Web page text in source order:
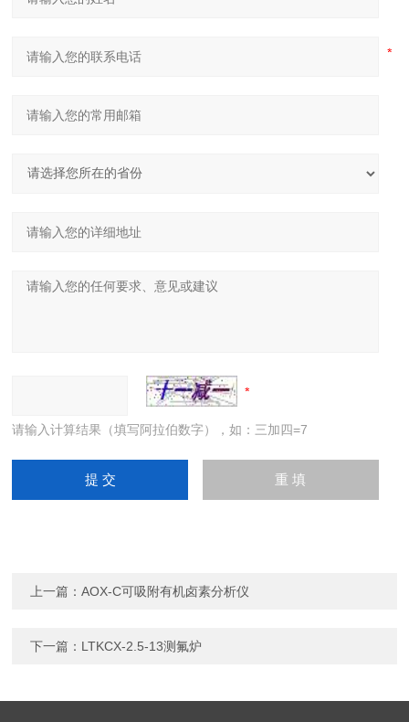
请输入计算结果（填写阿拉伯数字），如：三加四=7
上一篇：AOX-C可吸附有机卤素分析仪
下一篇： LTKCX-2.5-13测氟炉